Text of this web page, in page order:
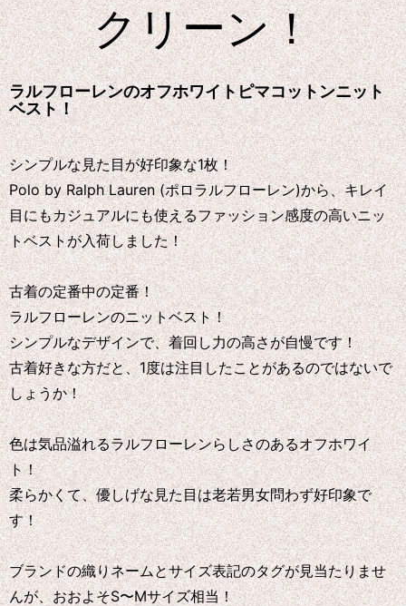
クリーン！
ラルフローレンのオフホワイトピマコットンニット
ベスト！
シンプルな見た目が好印象な1枚！
Polo by Ralph Lauren (ポロラルフローレン)から、キレイ
目にもカジュアルにも使えるファッション感度の高いニッ
トベストが入荷しました！
古着の定番中の定番！
ラルフローレンのニットベスト！
シンプルなデザインで、着回し力の高さが自慢です！
古着好きな方だと、1度は注目したことがあるのではないで
しょうか！
色は気品溢れるラルフローレンらしさのあるオフホワイ
ト！
柔らかくて、優しげな見た目は老若男女問わず好印象で
す！
ブランドの織りネームとサイズ表記のタグが見当たりませ
んが、おおよそS〜Mサイズ相当！